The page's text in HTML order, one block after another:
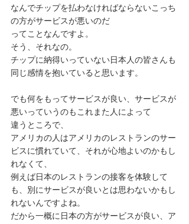
なんでチップを払わなければならないこっち
の方がサービスが悪いのだ
ってことなんですよ。
そう、それなの。
チップに納得いっていない日本人の皆さんも
同じ感情を抱いていると思います。
でも何をもってサービスが良い、サービスが
悪いっていうのもこれまた人によって
違うところで、
アメリカの人はアメリカのレストランのサー
ビスに慣れていて、それが心地よいのかもし
れなくて、
例えば日本のレストランの接客を体験して
も、別にサービスが良いとは思わないかもし
れないんですよね。
だから一概に日本の方がサービスが良い、ア